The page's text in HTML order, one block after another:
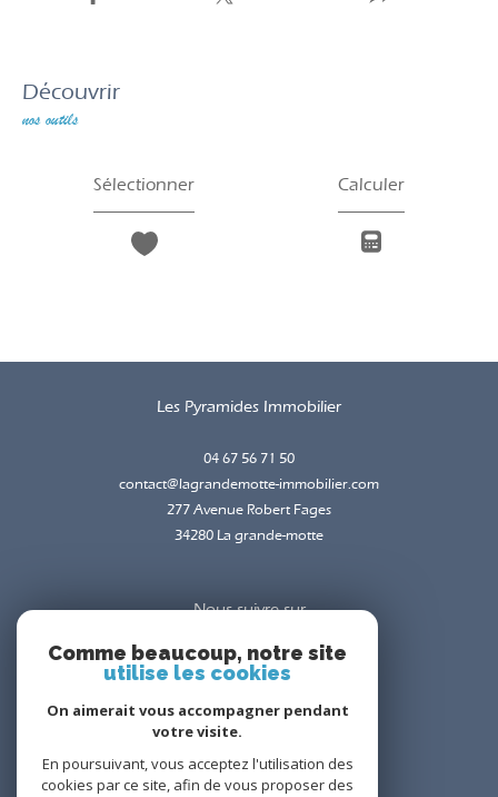
découvrir
nos outils
Sélectionner Calculer
Les Pyramides Immobilier
04 67 56 71 50
contact@lagrandemotte-immobilier.com
277 Avenue Robert Fages
34280 la grande-motte
Nous suivre sur
Adhérents
Comme beaucoup, notre site
utilise les cookies
On aimerait vous accompagner pendant
votre visite.
En poursuivant, vous acceptez l'utilisation des
cookies par ce site, afin de vous proposer des